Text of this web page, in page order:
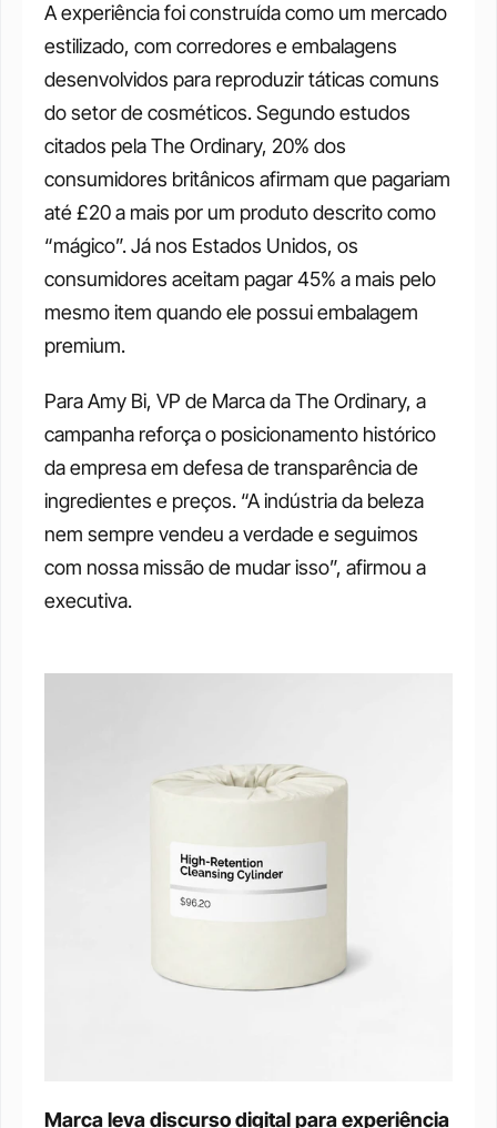
A experiência foi construída como um mercado
estilizado, com corredores e embalagens
desenvolvidos para reproduzir táticas comuns
do setor de cosméticos. Segundo estudos
citados pela The Ordinary, 20% dos
consumidores britânicos afirmam que pagariam
até £20 a mais por um produto descrito como
“mágico”. Já nos Estados Unidos, os
consumidores aceitam pagar 45% a mais pelo
mesmo item quando ele possui embalagem
premium.
Para Amy Bi, VP de Marca da The Ordinary, a
campanha reforça o posicionamento histórico
da empresa em defesa de transparência de
ingredientes e preços. “A indústria da beleza
nem sempre vendeu a verdade e seguimos
com nossa missão de mudar isso”, afirmou a
executiva.
Marca leva discurso digital para experiência